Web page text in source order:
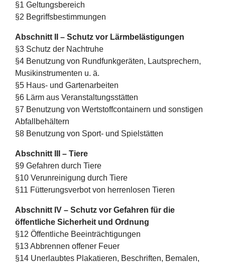
§1 Geltungsbereich
§2 Begriffsbestimmungen
Abschnitt II – Schutz vor Lärmbelästigungen
§3 Schutz der Nachtruhe
§4 Benutzung von Rundfunkgeräten, Lautsprechern,
Musikinstrumenten u. ä.
§5 Haus- und Gartenarbeiten
§6 Lärm aus Veranstaltungsstätten
§7 Benutzung von Wertstoffcontainern und sonstigen
Abfallbehältern
§8 Benutzung von Sport- und Spielstätten
Abschnitt III – Tiere
§9 Gefahren durch Tiere
§10 Verunreinigung durch Tiere
§11 Fütterungsverbot von herrenlosen Tieren
Abschnitt IV – Schutz vor Gefahren für die
öffentliche Sicherheit und Ordnung
§12 Öffentliche Beeinträchtigungen
§13 Abbrennen offener Feuer
§14 Unerlaubtes Plakatieren, Beschriften, Bemalen,